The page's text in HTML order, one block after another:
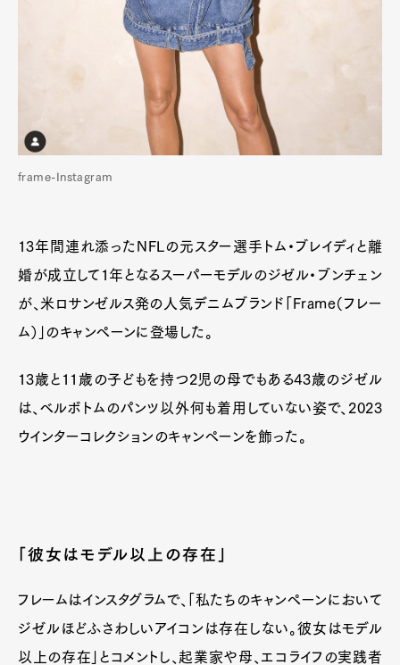
frame-Instagram
13年間連れ添ったNFLの元スター選手トム・ブレイディと離
婚が成立して1年となるスーパーモデルのジゼル・ブンチェン
が、米ロサンゼルス発の人気デニムブランド「Frame（フレー
ム）」のキャンペーンに登場した。
13歳と11歳の子どもを持つ2児の母でもある43歳のジゼル
は、ベルボトムのパンツ以外何も着用していない姿で、2023
ウインターコレクションのキャンペーンを飾った。
「彼女はモデル以上の存在」
フレームはインスタグラムで、「私たちのキャンペーンにおいて
ジゼルほどふさわしいアイコンは存在しない。彼女はモデル
以上の存在」とコメントし、起業家や母、エコライフの実践者